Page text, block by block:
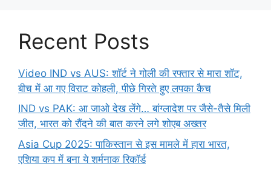
Recent Posts
Video IND vs AUS: शॉर्ट ने गोली की रफ्तार से मारा शॉट,
बीच में आ गए विराट कोहली, पीछे गिरते हुए लपका कैच
IND vs PAK: आ जाओ देख लेंगे… बांग्लादेश पर जैसे-तैसे मिली
जीत, भारत को रौंदने की बात करने लगे शोएब अख्तर
Asia Cup 2025: पाकिस्तान से इस मामले में हारा भारत,
एशिया कप में बना ये शर्मनाक रिकॉर्ड